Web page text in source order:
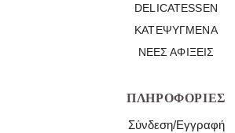
DELICATESSEN
ΚΑΤΕΨΥΓΜΈΝΑ
ΝΈΕΣ ΑΦΊΞΕΙΣ
ΠΛΗΡΟΦΟΡΊΕΣ
Σύνδεση/Εγγραφή